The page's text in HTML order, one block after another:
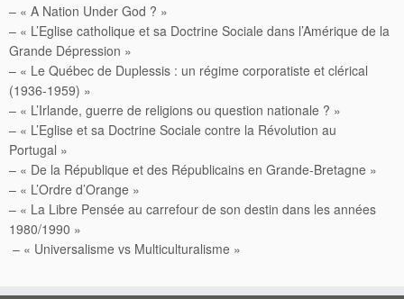
– « A Nation Under God ? »
– « L’Eglise catholique et sa Doctrine Sociale dans l’Amérique de la
Grande Dépression »
– « Le Québec de Duplessis : un régime corporatiste et clérical
(1936-1959) »
– « L’Irlande, guerre de religions ou question nationale ? »
– « L’Eglise et sa Doctrine Sociale contre la Révolution au
Portugal »
– « De la République et des Républicains en Grande-Bretagne »
– « L’Ordre d’Orange »
– « La Libre Pensée au carrefour de son destin dans les années
1980/1990 »
– « Universalisme vs Multiculturalisme »